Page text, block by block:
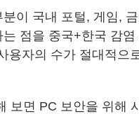
이 국내 포털, 게임,
점을 중국+한국 감
용자의 수가 절대적으
보면 PC 보안을 위해